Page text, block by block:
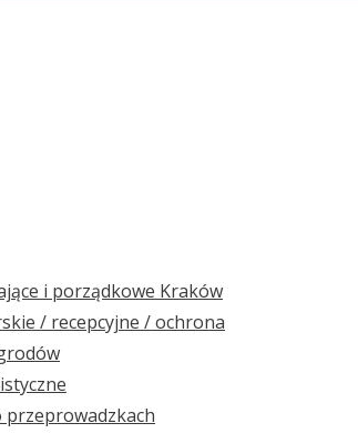
i porządkowe Kraków
/ recepcyjne / ochrona
przeprowadzkach